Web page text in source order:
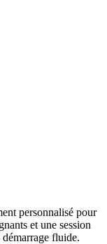
personnalisé pour
et une session
fluide.